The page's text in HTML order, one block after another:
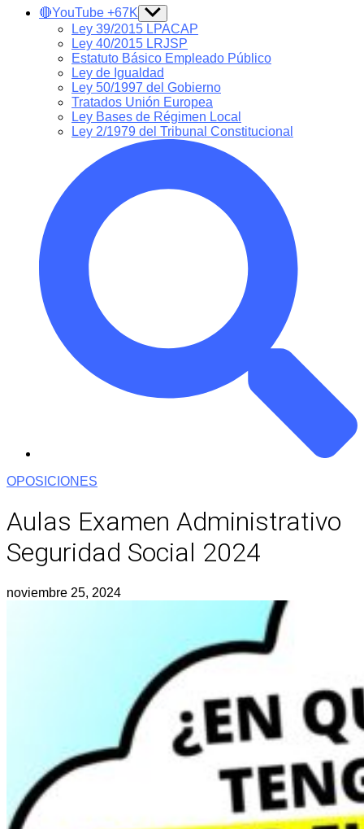
🔴YouTube +67K Show
sub
menu
Ley 39/2015 LPACAP
Ley 40/2015 LRJSP
Estatuto Básico Empleado Público
Ley de Igualdad
Ley 50/1997 del Gobierno
Tratados Unión Europea
Ley Bases de Régimen Local
Ley 2/1979 del Tribunal Constitucional
OPOSICIONES
Aulas Examen Administrativo
Seguridad Social 2024
noviembre 25, 2024